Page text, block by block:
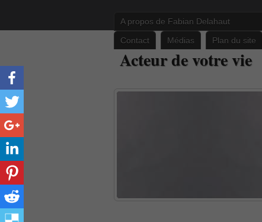
A propos de Fabian Delahaut
PR000041 pdf
H12-221 dumps
Contact Médias Plan du site
Acteur de votre vie